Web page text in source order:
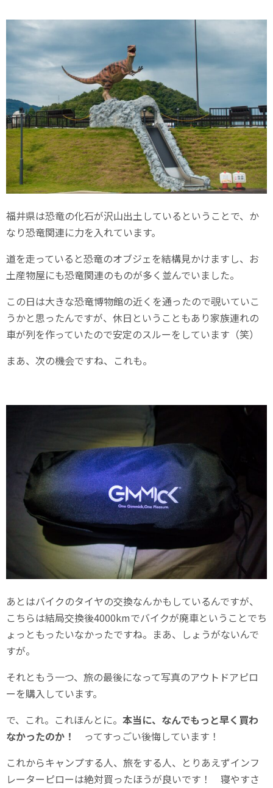
福井県は恐竜の化石が沢山出土しているということで、か
なり恐竜関連に力を入れています。
道を走っていると恐竜のオブジェを結構見かけますし、お
土産物屋にも恐竜関連のものが多く並んでいました。
この日は大きな恐竜博物館の近くを通ったので覗いていこ
うかと思ったんですが、休日ということもあり家族連れの
車が列を作っていたので安定のスルーをしています（笑）
まあ、次の機会ですね、これも。
あとはバイクのタイヤの交換なんかもしているんですが、
こちらは結局交換後4000kmでバイクが廃車ということでち
ょっともったいなかったですね。まあ、しょうがないんで
すが。
それともう一つ、旅の最後になって写真のアウトドアピロ
ーを購入しています。
で、これ。これほんとに。 本当に、なんでもっと早く買わ
なかったのか！
ってすっごい後悔しています！
これからキャンプする人、旅をする人、とりあえずインフ
レーターピローは絶対買ったほうが良いです！ 寝やすさ